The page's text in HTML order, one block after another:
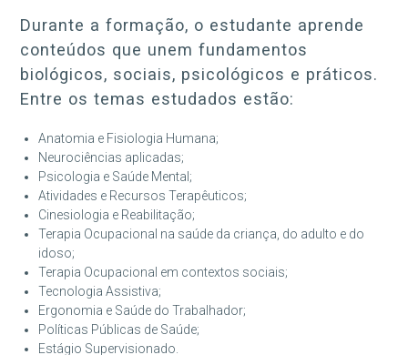
Durante a formação, o estudante aprende
conteúdos que unem fundamentos
biológicos, sociais, psicológicos e práticos.
Entre os temas estudados estão:
Anatomia e Fisiologia Humana;
Neurociências aplicadas;
Psicologia e Saúde Mental;
Atividades e Recursos Terapêuticos;
Cinesiologia e Reabilitação;
Terapia Ocupacional na saúde da criança, do adulto e do
idoso;
Terapia Ocupacional em contextos sociais;
Tecnologia Assistiva;
Ergonomia e Saúde do Trabalhador;
Políticas Públicas de Saúde;
Estágio Supervisionado.